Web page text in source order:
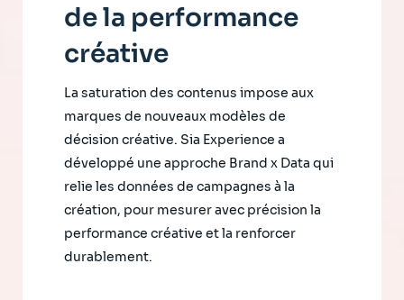
de la performance
créative
La saturation des contenus impose aux
marques de nouveaux modèles de
décision créative. Sia Experience a
développé une approche Brand x Data qui
relie les données de campagnes à la
création, pour mesurer avec précision la
performance créative et la renforcer
durablement.